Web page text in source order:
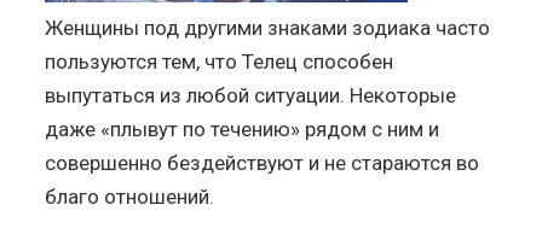
Женщины под другими знаками зодиака часто
пользуются тем, что Телец способен
выпутаться из любой ситуации. Некоторые
даже «плывут по течению» рядом с ним и
совершенно бездействуют и не стараются во
благо отношений.